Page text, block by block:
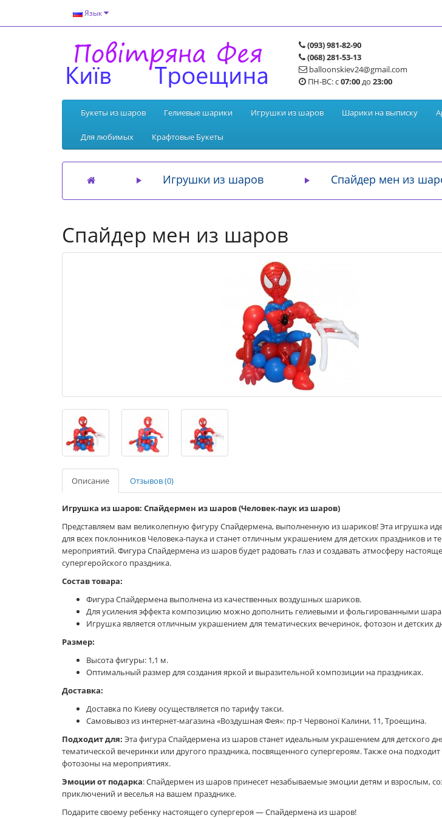
Язык
(093) 981-82-90
(068) 281-53-13
balloonskiev24@gmail.com
ПН-ВС: с07:00до 23:00
Букеты из шаров Гелиевые шарики Игрушки из шаров Шарики на выписку
Для любимых Крафтовые Букеты
Игрушки из шаров Спайдер мен из
Спайдер мен из шаров
Описание Отзывов (0)
Игрушка из шаров: Спайдермен из шаров (Человек-паук из шаров)
Представляем вам великолепную фигуру Спайдермена, выполненную из шариков! Эта игрушка
для всех поклонников Человека-паука и станет отличным украшением для детских праздников и
мероприятий. Фигура Спайдермена из шаров будет радовать глаз и создавать атмосферу
супергеройского праздника.
Состав товара:
Фигура Спайдермена выполнена из качественных воздушных шариков.
Для усиления эффекта композицию можно дополнить гелиевыми и фольгированными
Игрушка является отличным украшением для тематических вечеринок, фотозон и детских
Размер:
Высота фигуры: 1,1 м.
Оптимальный размер для создания яркой и выразительной композиции на праздниках.
Доставка:
Доставка по Киеву осуществляется по тарифу такси.
Самовывоз из интернет-магазина «Воздушная Фея»: пр-т Червоної Калини, 11, Троещина.
Подходит для: Эта фигура Спайдермена из шаров станет идеальным украшением для детского
тематической вечеринки или другого праздника, посвященного супергероям. Также она подходит
фотозоны на мероприятиях.
Эмоции от подарка: Спайдермен из шаров принесет незабываемые эмоции детям и взрослым,
приключений и веселья на вашем празднике.
Подарите своему ребенку настоящего супергероя — Спайдермена из шаров!